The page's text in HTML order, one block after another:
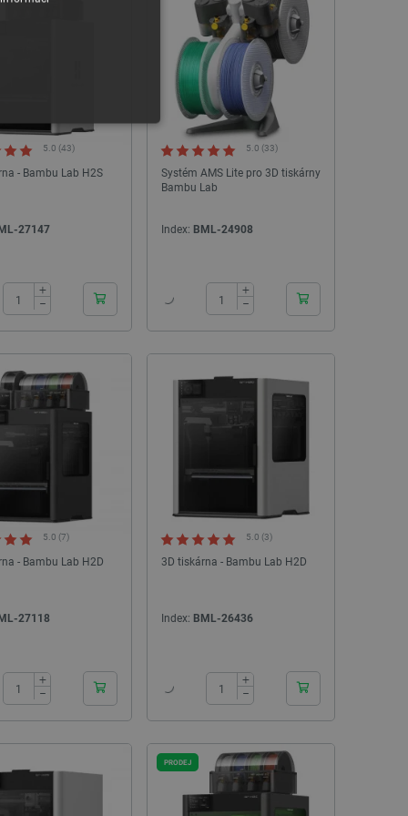
- Bambu Lab H2S
5.0 (43)
27147
+
−
Systém AMS Lite pro 3D tiskárny
Bambu Lab
5.0 (33)
Index: BML-24908
+
−
- Bambu Lab H2D
5.0 (7)
27118
+
−
3D tiskárna - Bambu Lab H2D
5.0 (3)
Index: BML-26436
+
−
PRODEJ
stránky nelze bez
která mají přístup k
uživatelskou zkušenost.
a roboty. To je pro web
jejich webových
souhlasu návštěvníka s
které zajistí, že
na enginu
k zapamatování
a roboty. To je pro web
jejich webových
a roboty. To je pro web